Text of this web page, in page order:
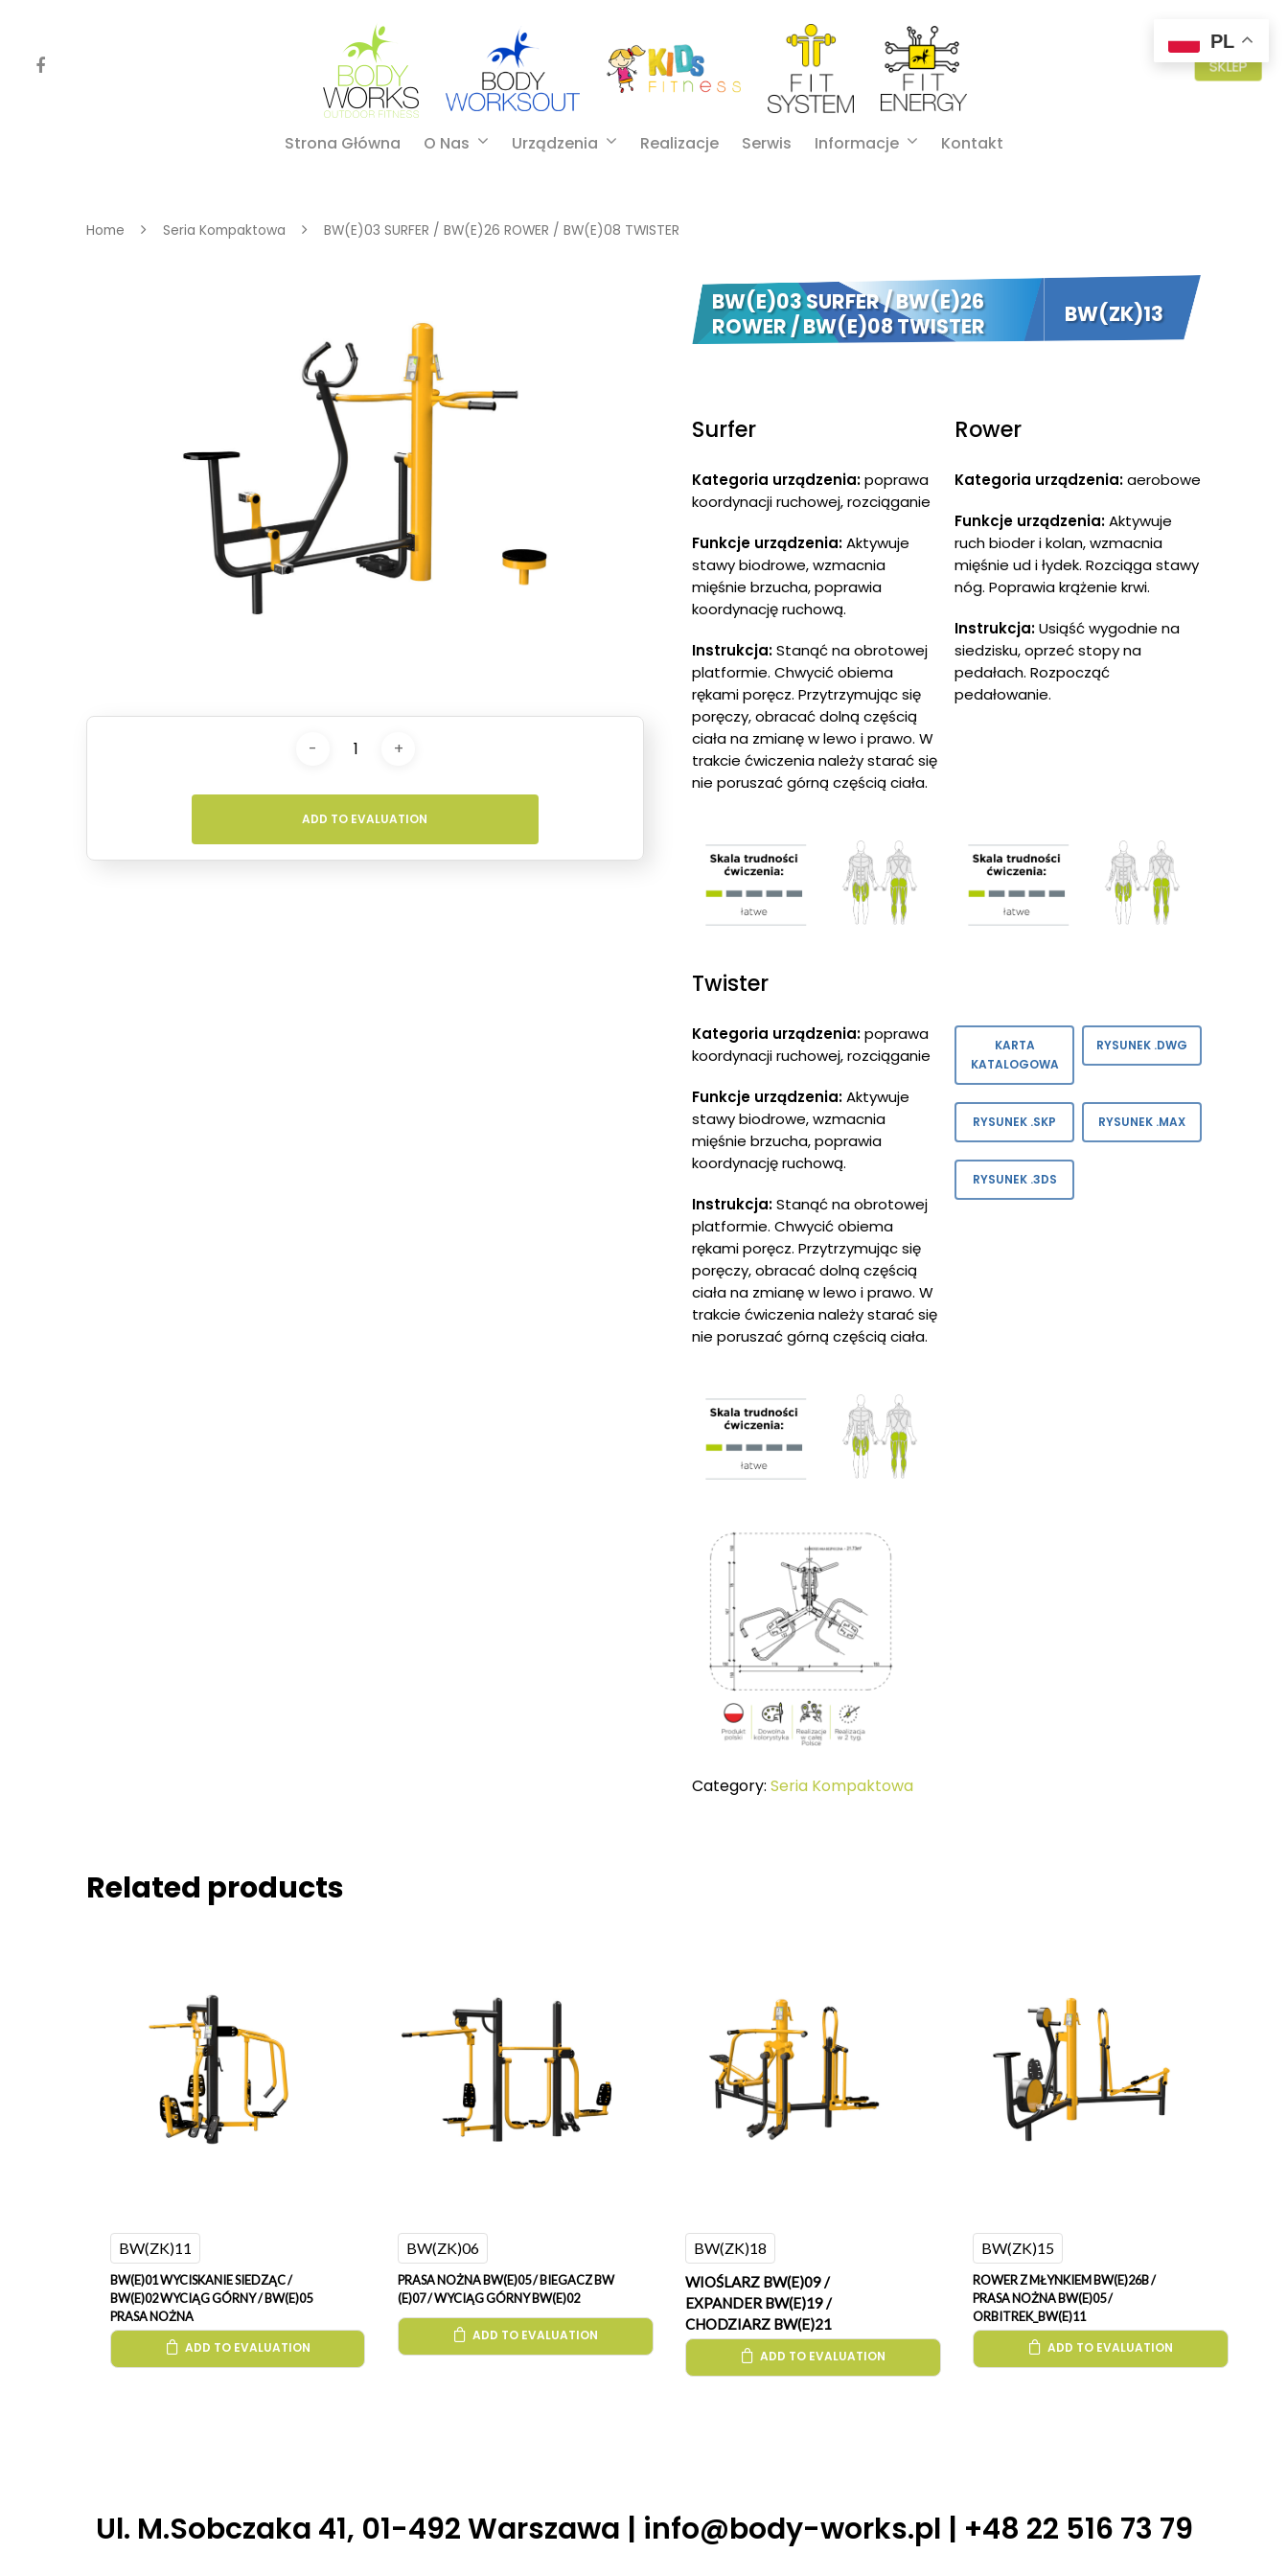
Hit enter to search or ESC to close
SKLEP
Strona Główna O Nas Urządzenia Realizacje Serwis Informacje Kontakt
Home Seria Kompaktowa BW(E)03 SURFER / BW(E)26 ROWER / BW(E)08 TWISTER
ADD TO EVALUATION
BW(E)03 SURFER / BW(E)26
ROWER / BW(E)08 TWISTER
BW(ZK)13
Surfer
Kategoria urządzenia:poprawa
koordynacji ruchowej, rozciąganie
Funkcje urządzenia:Aktywuje
stawy biodrowe, wzmacnia
mięśnie brzucha, poprawia
koordynację ruchową.
Instrukcja:Stanąć na obrotowej
platformie. Chwycić obiema
rękami poręcz. Przytrzymując się
poręczy, obracać dolną częścią
ciała na zmianę w lewo i prawo. W
trakcie ćwiczenia należy starać się
nie poruszać górną częścią ciała.
Rower
Kategoria urządzenia:aerobowe
Funkcje urządzenia:Aktywuje
ruch bioder i kolan, wzmacnia
mięśnie ud i łydek. Rozciąga stawy
nóg. Poprawia krążenie krwi.
Instrukcja:Usiąść wygodnie na
siedzisku, oprzeć stopy na
pedałach. Rozpocząć
pedałowanie.
Twister
Kategoria urządzenia:poprawa
koordynacji ruchowej, rozciąganie
Funkcje urządzenia:Aktywuje
stawy biodrowe, wzmacnia
mięśnie brzucha, poprawia
koordynację ruchową.
Instrukcja:Stanąć na obrotowej
platformie. Chwycić obiema
rękami poręcz. Przytrzymując się
poręczy, obracać dolną częścią
ciała na zmianę w lewo i prawo. W
trakcie ćwiczenia należy starać się
nie poruszać górną częścią ciała.
KARTA
KATALOGOWA
RYSUNEK .DWG
RYSUNEK .SKP RYSUNEK .MAX
RYSUNEK .3DS
Category: Seria Kompaktowa
Related products
BW(ZK)11
BW(E)01 WYCISKANIE SIEDZĄC /
BW(E)02 WYCIĄG GÓRNY / BW(E)05
PRASA NOŻNA
ADD TO EVALUATION
BW(ZK)06
PRASA NOŻNA BW(E)05 / BIEGACZ BW
(E)07 / WYCIĄG GÓRNY BW(E)02
ADD TO EVALUATION
BW(ZK)18
WIOŚLARZ BW(E)09 /
EXPANDER BW(E)19 /
CHODZIARZ BW(E)21
ADD TO EVALUATION
BW(ZK)15
ROWER Z MŁYNKIEM BW(E)26B /
PRASA NOŻNA BW(E)05 /
ORBITREK_BW(E)11
ADD TO EVALUATION
Ul. M.Sobczaka 41, 01-492 Warszawa | info@body-works.pl | +48 22 516 73 79
PL